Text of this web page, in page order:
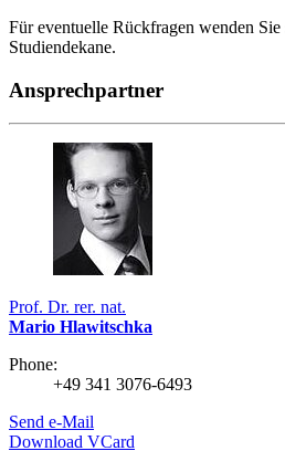
Für eventuelle Rückfragen wenden
Studiendekane.
Ansprechpartner
Prof. Dr. rer. nat.
Mario Hlawitschka
Phone:
+49 341 3076-6493
Send e-Mail
Download VCard